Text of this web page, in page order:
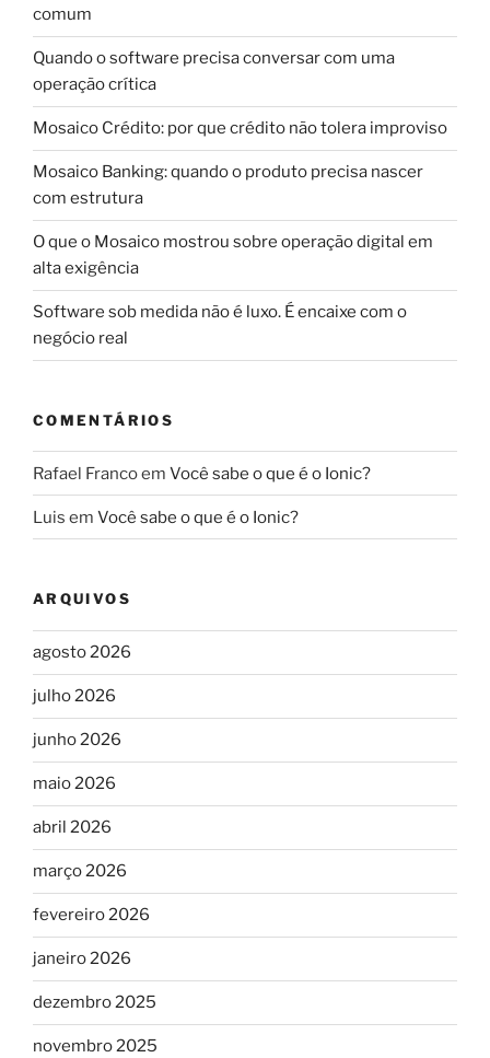
comum
Quando o software precisa conversar com uma
operação crítica
Mosaico Crédito: por que crédito não tolera improviso
Mosaico Banking: quando o produto precisa nascer
com estrutura
O que o Mosaico mostrou sobre operação digital em
alta exigência
Software sob medida não é luxo. É encaixe com o
negócio real
COMENTÁRIOS
Rafael Francoem Você sabe o que é o Ionic?
Luis em Você sabe o que é o Ionic?
ARQUIVOS
agosto 2026
julho 2026
junho 2026
maio 2026
abril 2026
março 2026
fevereiro 2026
janeiro 2026
dezembro 2025
novembro 2025